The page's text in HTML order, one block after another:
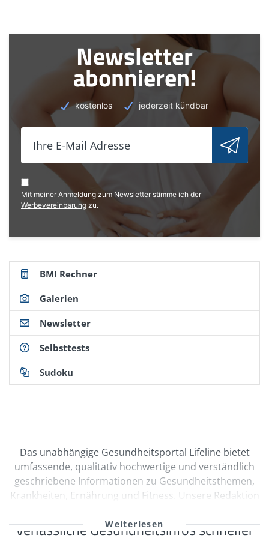
Newsletter
abonnieren!
kostenlos jederzeit kündbar
Mit meiner Anmeldung zum Newsletter stimme ich der
Werbevereinbarung zu.
BMI Rechner
Galerien
Newsletter
Selbsttests
Sudoku
Das unabhängige Gesundheitsportal Lifeline bietet
umfassende, qualitativ hochwertige und verständlich
geschriebene Informationen zu Gesundheitsthemen,
Krankheiten, Ernährung und Fitness. Unsere Redaktion
kontinuierlichen Erstellung und Qualitätssicherung
Verlässliche Gesundheitsinfos schneller